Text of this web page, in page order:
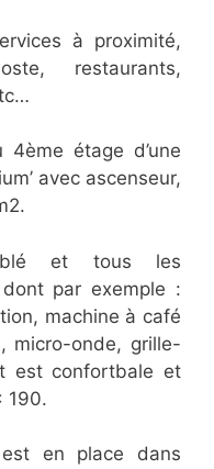
à proximité,
restaurants,
4ème étage d’une
avec ascenseur,
et tous les
par exemple :
machine à café
micro-onde, grille-
est confortbale et
190.
en place dans